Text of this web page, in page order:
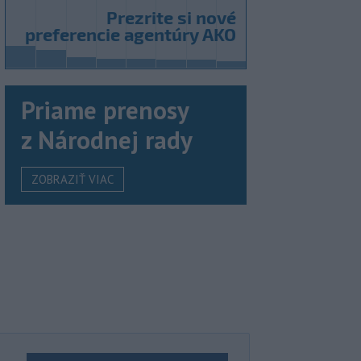
Priame prenosy
z Národnej rady
ZOBRAZIŤ VIAC